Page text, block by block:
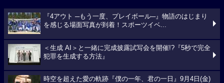
『4アウト ─もう一度、プレイボール─』物語のはじまり
を感じる場面写真が到着！スポーツイベ...
＜生成 AI＞と一緒に完成披露試写会を開催!?『5秒で完全
犯罪を生成する方法』
時空を超えた愛の軌跡『僕の一年、君の一日』9月4日(金)